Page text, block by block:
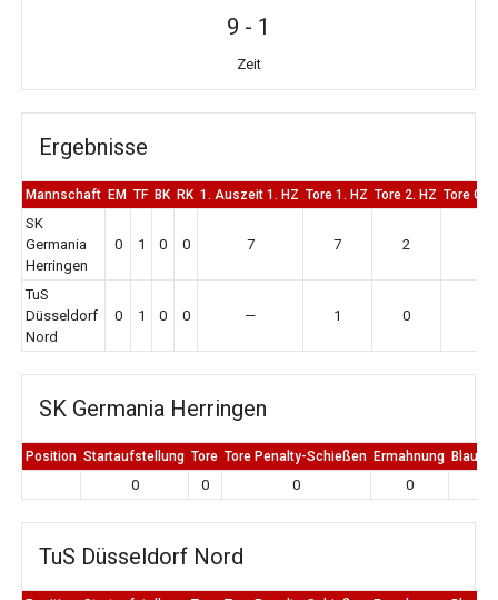
9 - 1
Zeit
Ergebnisse
Mannschaft EM TF BK RK 1. Auszeit 1. HZ Tore 1. HZ Tore 2. HZ Tore
SK
Germania
Herringen
0 1 0 0 7 7 2
TuS
Düsseldorf
Nord
0 1 0 0 — 1 0
SK Germania Herringen
Position Startaufstellung Tore Tore Penalty-Schießen Ermahnung Blaue
0 0 0 0
TuS Düsseldorf Nord